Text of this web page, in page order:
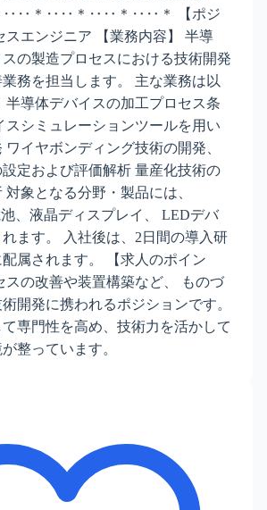
＊‥‥＊‥‥＊‥‥＊ 【ポジ
スエンジニア 【業務内容】 半導
の製造プロセスにおける技術開発
務を担当します。 主な業務は以
半導体デバイスの加工プロセス条
スシミュレーションツールを用い
イヤボンディング技術の開発、
定および評価解析 量産化技術の
象となる分野・製品には、
、液晶ディスプレイ、 LEDデバ
ます。 入社後は、2日間の導入研
属されます。 【求人のポイン
スの改善や装置構築など、 ものづ
開発に携われるポジションです。
専門性を高め、技術力を活かして
整っています。